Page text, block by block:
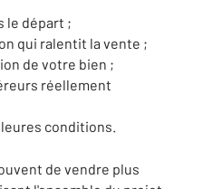
le départ ;
qui ralentit la vente ;
de votre bien ;
réellement
conditions.
de vendre plus